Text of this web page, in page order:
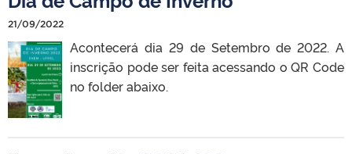
21/09/2022
Acontecerá dia 29 de Setembro de 2022. A
inscrição pode ser feita acessando o QR Code
no folder abaixo.